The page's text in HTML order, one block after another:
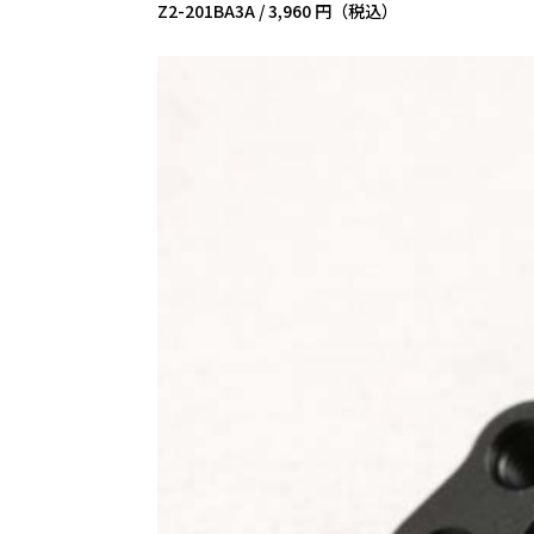
Z2-201BA3A /3,960 円（税込）